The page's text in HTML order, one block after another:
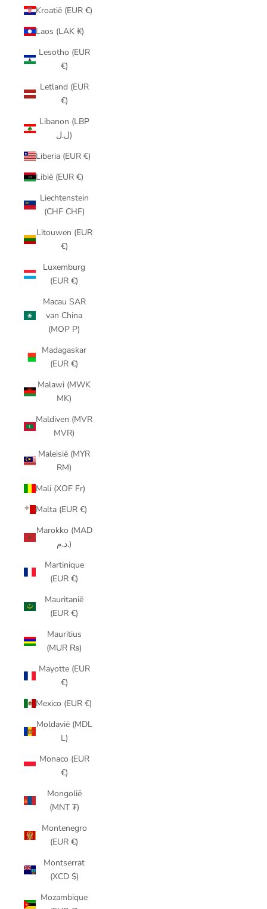
Kroatië (EUR €)
Laos (LAK ₭)
Lesotho (EUR
€)
Letland (EUR
€)
Libanon (LBP
ل.ل)
Liberia (EUR €)
Libië (EUR €)
Liechtenstein
(CHF CHF)
Litouwen (EUR
€)
Luxemburg
(EUR €)
Macau SAR
van China
(MOP P)
Madagaskar
(EUR €)
Malawi (MWK
MK)
Maldiven (MVR
MVR)
Maleisië (MYR
RM)
Mali (XOF Fr)
Malta (EUR €)
Marokko (MAD
د.م.)
Martinique
(EUR €)
Mauritanië
(EUR €)
Mauritius
(MUR ₨)
Mayotte (EUR
€)
Mexico (EUR €)
Moldavië (MDL
L)
Monaco (EUR
€)
Mongolië
(MNT ₮)
Montenegro
(EUR €)
Montserrat
(XCD $)
Mozambique